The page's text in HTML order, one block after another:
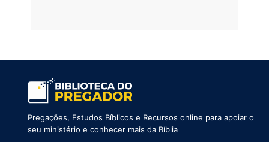
Pregações, Estudos Bíblicos e Recursos online para apoiar o
seu ministério e conhecer mais da Bíblia